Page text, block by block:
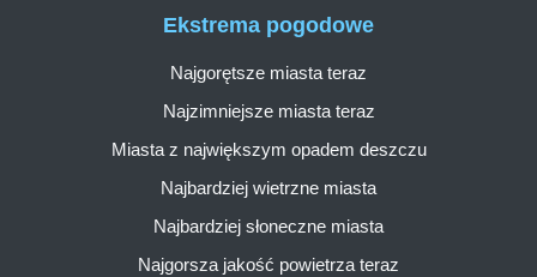
Ekstrema pogodowe
Najgorętsze miasta teraz
Najzimniejsze miasta teraz
Miasta z największym opadem deszczu
Najbardziej wietrzne miasta
Najbardziej słoneczne miasta
Najgorsza jakość powietrza teraz